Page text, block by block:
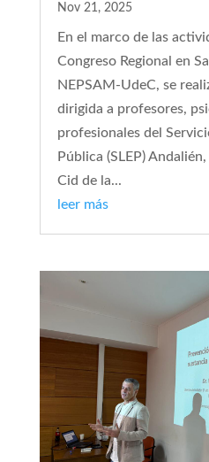
Nov 21, 2025
En el marco de las
Congreso Regional en
NEPSAM-UdeC, se
dirigida a profesores,
profesionales del
Pública (SLEP)
Cid de la...
leer más